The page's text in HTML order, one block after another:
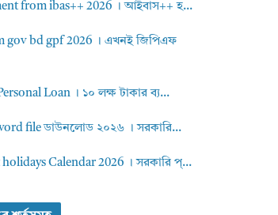
from ibas++ 2026 । আইবাস++ হ...
gov bd gpf 2026 । এখনই জিপিএফ
Loan । ১০ লক্ষ টাকার ব্য...
word file ডাউনলোড ২০২৬ । সরকারি...
Calendar 2026 । সরকারি প্...